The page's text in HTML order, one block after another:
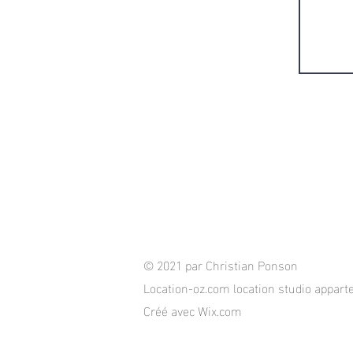
© 2021 par Christian Ponson
Location-oz.com location studio
Créé avecWix.com